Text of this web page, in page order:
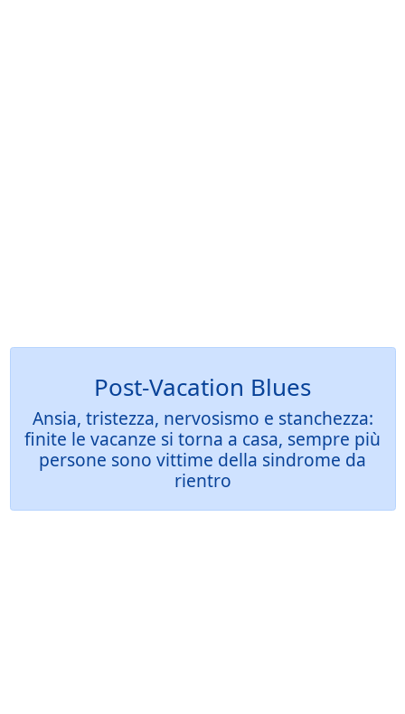
Post-Vacation Blues
Ansia, tristezza, nervosismo e stanchezza:
finite le vacanze si torna a casa, sempre più
persone sono vittime della sindrome da
rientro